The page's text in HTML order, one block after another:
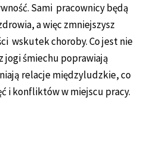
Sami pracownicy będą
a więc zmniejszysz
wskutek choroby. Co jest nie
jogi śmiechu poprawiają
relacje międzyludzkie, co
i konfliktów w miejscu pracy.